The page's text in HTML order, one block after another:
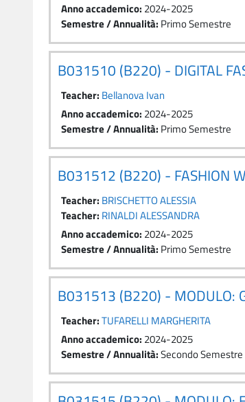
Anno accademico: 2024-2025
Semestre / Annualità: Primo Semestre
B031510 (B220) - DIGITAL
Teacher: Bellanova Ivan
Anno accademico: 2024-2025
Semestre / Annualità: Primo Semestre
B031512 (B220) - FASHION
Teacher: BRISCHETTO ALESSIA
Teacher: RINALDI ALESSANDRA
Anno accademico: 2024-2025
Semestre / Annualità: Primo Semestre
B031513 (B220) - MODULO:
Teacher:TUFARELLI MARGHERITA
Anno accademico: 2024-2025
Semestre / Annualità:Secondo Semestre